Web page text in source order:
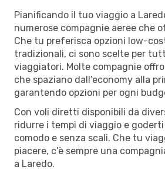
Pianificando il tuo viaggio a
numerose compagnie aeree che
Che tu preferisca opzioni low-
tradizionali, ci sono scelte per
viaggiatori. Molte compagnie
che spaziano dall’economy alla
garantendo opzioni per ogni
Con voli diretti disponibili da
ridurre i tempi di viaggio e
comodo e senza scali. Che tu
piacere, c’è sempre una
a Laredo.